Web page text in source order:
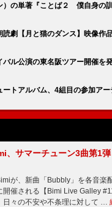
）の単著『ことば２ 僕自身の
読劇【月と猫のダンス】映像作
バル公演の東名阪ツアー開催を
ートアルバム、4組目の参加ア
、サマーチューン3曲第1
が、新曲「Bubbly」を各音楽
開催される【Bimi Live Galley
日々の不安や不条理に対して …